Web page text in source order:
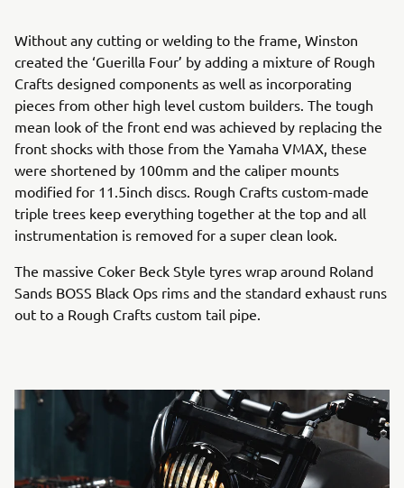
Without any cutting or welding to the frame, Winston
created the ‘Guerilla Four’ by adding a mixture of Rough
Crafts designed components as well as incorporating
pieces from other high level custom builders. The tough
mean look of the front end was achieved by replacing the
front shocks with those from the Yamaha VMAX, these
were shortened by 100mm and the caliper mounts
modified for 11.5inch discs. Rough Crafts custom-made
triple trees keep everything together at the top and all
instrumentation is removed for a super clean look.
The massive Coker Beck Style tyres wrap around Roland
Sands BOSS Black Ops rims and the standard exhaust runs
out to a Rough Crafts custom tail pipe.